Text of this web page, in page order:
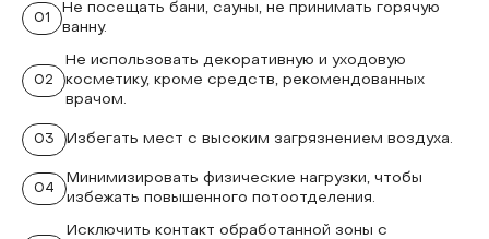
01
Не посещать бани, сауны, не принимать горячую
ванну.
02
Не использовать декоративную и уходовую
косметику, кроме средств, рекомендованных
врачом.
03 Избегать мест с высоким загрязнением воздуха.
04
Минимизировать физические нагрузки, чтобы
избежать повышенного потоотделения.
Исключить контакт обработанной зоны с